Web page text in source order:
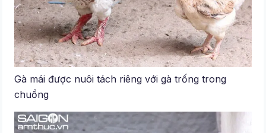
Gà mái được nuôi tách riêng với gà trống trong
chuồng